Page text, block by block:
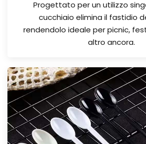
Progettato per un utilizzo
cucchiaio elimina il fastidio
rendendolo ideale per picnic,
altro ancora.